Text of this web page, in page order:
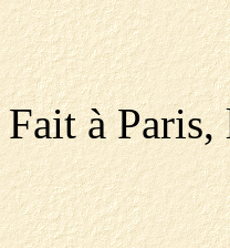
Fait à